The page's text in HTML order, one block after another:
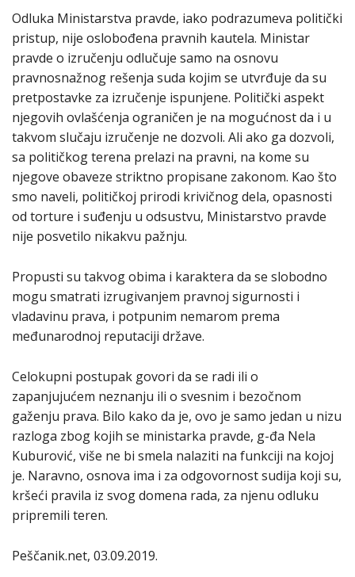
Odluka Ministarstva pravde, iako podrazumeva politički
pristup, nije oslobođena pravnih kautela. Ministar
pravde o izručenju odlučuje samo na osnovu
pravnosnažnog rešenja suda kojim se utvrđuje da su
pretpostavke za izručenje ispunjene. Politički aspekt
njegovih ovlašćenja ograničen je na mogućnost da i u
takvom slučaju izručenje ne dozvoli. Ali ako ga dozvoli,
sa političkog terena prelazi na pravni, na kome su
njegove obaveze striktno propisane zakonom. Kao što
smo naveli, političkoj prirodi krivičnog dela, opasnosti
od torture i suđenju u odsustvu, Ministarstvo pravde
nije posvetilo nikakvu pažnju.
Propusti su takvog obima i karaktera da se slobodno
mogu smatrati izrugivanjem pravnoj sigurnosti i
vladavinu prava, i potpunim nemarom prema
međunarodnoj reputaciji države.
Celokupni postupak govori da se radi ili o
zapanjujućem neznanju ili o svesnim i bezočnom
gaženju prava. Bilo kako da je, ovo je samo jedan u nizu
razloga zbog kojih se ministarka pravde, g-đa Nela
Kuburović, više ne bi smela nalaziti na funkciji na kojoj
je. Naravno, osnova ima i za odgovornost sudija koji su,
kršeći pravila iz svog domena rada, za njenu odluku
pripremili teren.
Peščanik.net, 03.09.2019.